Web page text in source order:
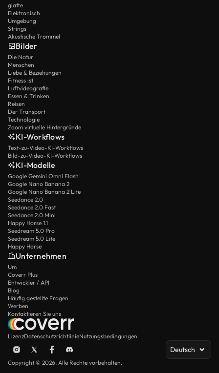
glatte
Elektronisch
Umgebung
Strings
Akustische Trommel
Bilder
Die Natur
Menschen
Liebe & Beziehungen
Fitness ist
Luftvideografie
Essen & Trinken
Reisen
Der Transport
Technologie
Zoom virtuelle Hintergründe
KI-Workflows
Text-zu-Video-KI-Workflows
Bild-zu-Video-KI-Workflows
KI-Modelle
Google Gemini Omni Flash
Google Nano Banana 2
Google Nano Banana 2 Lite
Seedance 2.0
Seedance 2.0 Fast
Seedance 2.0 Mini
Happy Horse 1.1
Seedream 5.0 Pro
Seedream 5.0 Lite
Happy Horse
Unternehmen
Um
Coverr Plus
Entwickler / API
Blog
Häufig gestellte Fragen
Werben
Kontaktieren Sie uns
LizenzDatenschutzrichtlinieNutzungsbedingungen
Deutsch
Copyright © 2026. Alle Rechte vorbehalten.